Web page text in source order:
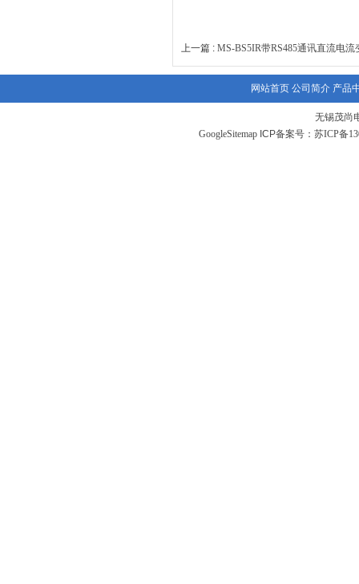
上一篇 : MS-BS5IR带RS485通讯直流电流
网站首页 公司简介 产品
无锡茂尚
GoogleSitemapICP备案号： 苏ICP备